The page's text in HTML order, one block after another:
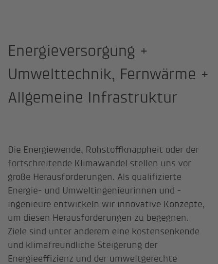
Energieversorgung +
Umwelttechnik, Fernwärme +
Allgemeine Infrastruktur
Die Energiewende, Rohstoffknappheit oder der
fortschreitende Klimawandel stellen uns vor
große Herausforderungen. Als qualifizierte
Energie- und Umweltingenieurinnen und -
ingenieure entwickeln wir innovative Konzepte,
um diesen Herausforderungen zu begegnen.
Ziele sind unter anderem eine kostensenkende
und klimafreundliche Steigerung der
Energieeffizienz und der umweltgerechte